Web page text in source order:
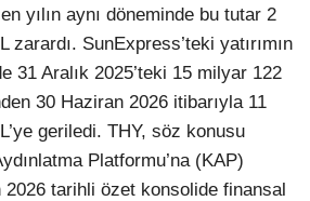
yılın aynı döneminde bu tutar 2
SunExpress’teki yatırımın
31 Aralık 2025’teki 15 milyar 122
30 Haziran 2026 itibarıyla 11
geriledi. THY, söz konusu
Platformu’na (KAP)
tarihli özet konsolide finansal